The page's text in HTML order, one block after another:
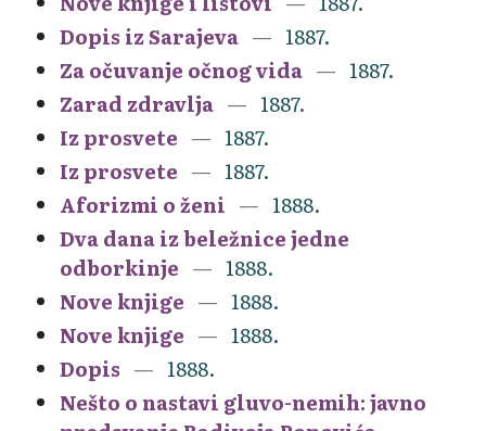
Dopis iz Sarajeva
1887.
Za očuvanje očnog vida
1887.
Zarad zdravlja
1887.
Iz prosvete
1887.
Iz prosvete
1887.
Aforizmi o ženi
1888.
Dva dana iz beležnice jedne
odborkinje
1888.
Nove knjige
1888.
Nove knjige
1888.
Dopis
1888.
Nešto o nastavi gluvo-nemih: javno